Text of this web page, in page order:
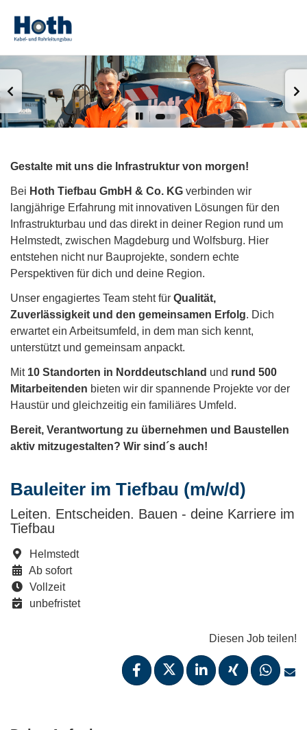
Bauleiter im Tiefbau (m/w/d)
Leiten. Entscheiden. Bauen - deine Karriere im
Tiefbau
Helmstedt
Ab sofort
Vollzeit
unbefristet
Diesen Job teilen!
Gestalte mit uns die Infrastruktur von morgen!
Bei Hoth Tiefbau GmbH & Co. KG verbinden wir
langjährige Erfahrung mit innovativen Lösungen für den
Infrastrukturbau und das direkt in deiner Region rund um
Helmstedt, zwischen Magdeburg und Wolfsburg. Hier
entstehen nicht nur Bauprojekte, sondern echte
Perspektiven für dich und deine Region.
Unser engagiertes Team steht für Qualität,
Zuverlässigkeit und den gemeinsamen Erfolg. Dich
erwartet ein Arbeitsumfeld, in dem man sich kennt,
unterstützt und gemeinsam anpackt.
Mit 10 Standorten in Norddeutschland und rund 500
Mitarbeitenden bieten wir dir spannende Projekte vor der
Haustür und gleichzeitig ein familiäres Umfeld.
Bereit, Verantwortung zu übernehmen und Baustellen
aktiv mitzugestalten? Wir sind´s auch!